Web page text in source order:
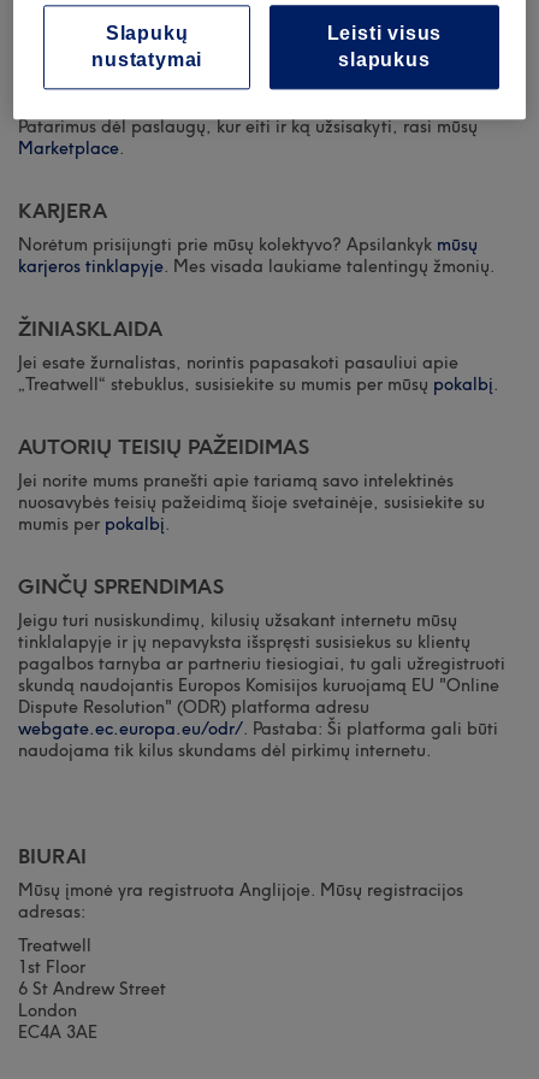
Pagalbos centre
rasi atsakymus kaip gali tvarkyti savo
užsakymus (arba kas bendrai yra Treatwell).
Reikia pagalbos? Sužinokite, kaip susisiekti su mūsų pokalbių
palaikymo komandačiair mes susisieksime su tavimi.
Patarimus dėl paslaugų, kur eiti ir ką užsisakyti, rasi mūsų
Marketplace.
KARJERA
Norėtum prisijungti prie mūsų kolektyvo? Apsilankyk mūsų
karjeros tinklapyje. Mes visada laukiame talentingų žmonių.
ŽINIASKLAIDA
Jei esate žurnalistas, norintis papasakoti pasauliui apie
„Treatwell“ stebuklus, susisiekite su mumis per mūsų pokalbį.
AUTORIŲ TEISIŲ PAŽEIDIMAS
Jei norite mums pranešti apie tariamą savo intelektinės
nuosavybės teisių pažeidimą šioje svetainėje, susisiekite su
mumis per pokalbį.
GINČŲ SPRENDIMAS
Jeigu turi nusiskundimų, kilusių užsakant internetu mūsų
tinklalapyje ir jų nepavyksta išspręsti susisiekus su klientų
pagalbos tarnyba ar partneriu tiesiogiai, tu gali užregistruoti
skundą naudojantis Europos Komisijos kuruojamą EU "Online
Dispute Resolution" (ODR) platforma adresu
webgate.ec.europa.eu/odr/. Pastaba: Ši platforma gali būti
naudojama tik kilus skundams dėl pirkimų internetu.
BIURAI
Mūsų įmonė yra registruota Anglijoje. Mūsų registracijos
adresas:
Treatwell
1st Floor
6 St Andrew Street
London
EC4A 3AE
Leisti visus
slapukus
Slapukų
nustatymai